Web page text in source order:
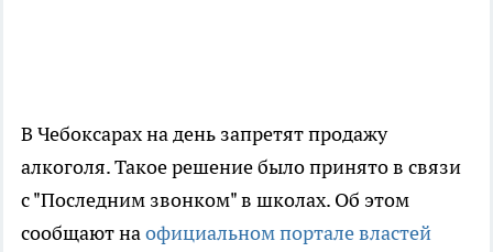
В Чебоксарах на день запретят продажу
алкоголя. Такое решение было принято в связи
с "Последним звонком" в школах. Об этом
сообщают наофициальном портале властей